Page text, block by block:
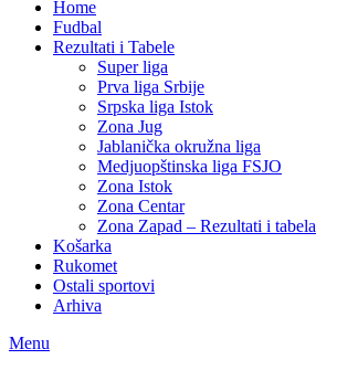
Home
Fudbal
Rezultati i Tabele
Super liga
Prva liga Srbije
Srpska liga Istok
Zona Jug
Jablanička okružna liga
Medjuopštinska liga FSJO
Zona Istok
Zona Centar
Zona Zapad – Rezultati i tabela
Košarka
Rukomet
Ostali sportovi
Arhiva
Menu